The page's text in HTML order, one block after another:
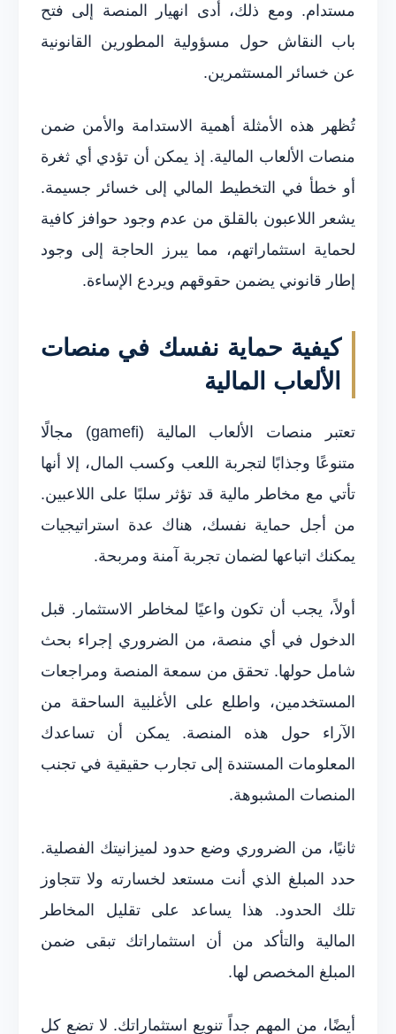
مستدام. ومع ذلك، أدى انهيار المنصة إلى فتح
باب النقاش حول مسؤولية المطورين القانونية
عن خسائر المستثمرين.
تُظهر هذه الأمثلة أهمية الاستدامة والأمن ضمن
منصات الألعاب المالية. إذ يمكن أن تؤدي أي ثغرة
أو خطأ في التخطيط المالي إلى خسائر جسيمة.
يشعر اللاعبون بالقلق من عدم وجود حوافز كافية
لحماية استثماراتهم، مما يبرز الحاجة إلى وجود
إطار قانوني يضمن حقوقهم ويردع الإساءة.
كيفية حماية نفسك في منصات
الألعاب المالية
تعتبر منصات الألعاب المالية (gamefi) مجالًا
متنوعًا وجذابًا لتجربة اللعب وكسب المال، إلا أنها
تأتي مع مخاطر مالية قد تؤثر سلبًا على اللاعبين.
من أجل حماية نفسك، هناك عدة استراتيجيات
يمكنك اتباعها لضمان تجربة آمنة ومربحة.
أولاً، يجب أن تكون واعيًا لمخاطر الاستثمار. قبل
الدخول في أي منصة، من الضروري إجراء بحث
شامل حولها. تحقق من سمعة المنصة ومراجعات
المستخدمين، واطلع على الأغلبية الساحقة من
الآراء حول هذه المنصة. يمكن أن تساعدك
المعلومات المستندة إلى تجارب حقيقية في تجنب
المنصات المشبوهة.
ثانيًا، من الضروري وضع حدود لميزانيتك الفصلية.
حدد المبلغ الذي أنت مستعد لخسارته ولا تتجاوز
تلك الحدود. هذا يساعد على تقليل المخاطر
المالية والتأكد من أن استثماراتك تبقى ضمن
المبلغ المخصص لها.
أيضًا، من المهم جداً تنويع استثماراتك. لا تضع كل